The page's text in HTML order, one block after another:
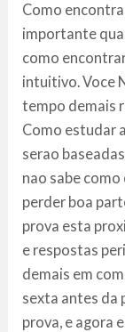
Como
importante
como
intuitivo. Voce
tempo demais
Como estudar
serao
nao sabe
perder boa
prova esta
e respostas
demais em
sexta antes da
prova, e agora